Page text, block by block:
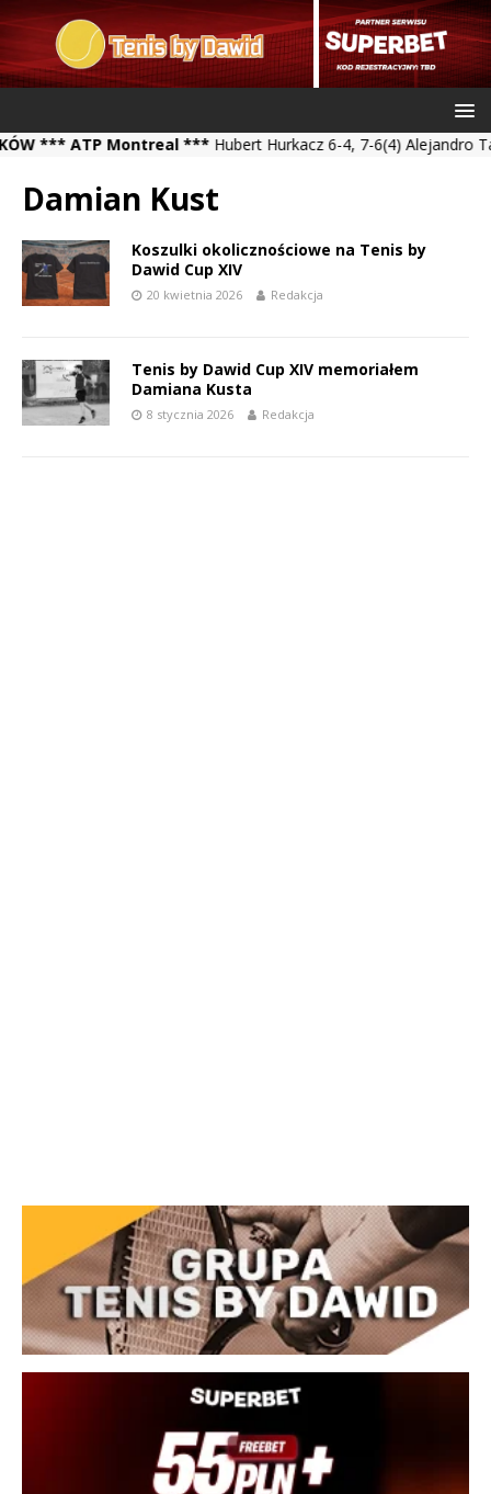
*** ATP Montreal ***Hubert Hurkacz 6-4, 7-6(4) Alejandro
Damian Kust
Koszulki okolicznościowe na Tenis by
Dawid Cup XIV
20 kwietnia 2026 Redakcja
Tenis by Dawid Cup XIV memoriałem
Damiana Kusta
8 stycznia 2026 Redakcja